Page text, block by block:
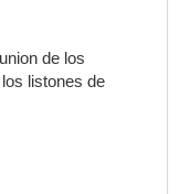
de los
listones de